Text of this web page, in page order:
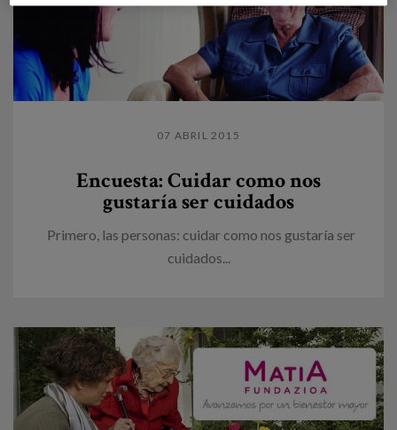
07 ABRIL 2015
Encuesta: Cuidar como nos
gustaría ser cuidados
Primero, las personas: cuidar como nos gustaría ser
cuidados...